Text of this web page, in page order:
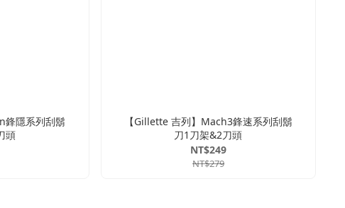
鋒隱系列刮鬍
頭
【Gillette 吉列】Mach3鋒速系列刮鬍
刀1刀架&2刀頭
NT$249
NT$279